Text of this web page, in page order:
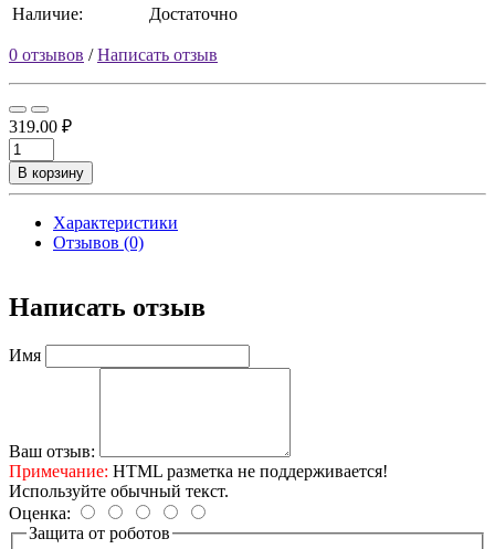
Наличие:
Достаточно
0 отзывов /Написать отзыв
319.00 ₽
В корзину
Характеристики
Отзывов (0)
Написать отзыв
Имя
Ваш отзыв:
Примечание: HTML разметка не поддерживается!
Используйте обычный текст.
Оценка:
Защита от роботов